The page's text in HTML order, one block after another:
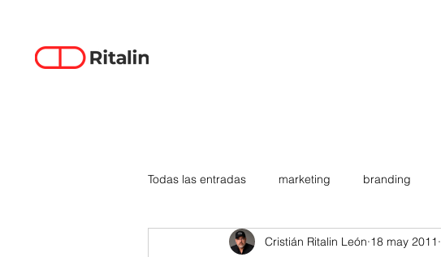
Todas las entradas marketing branding
data-driven creativity emprendimiento
Cristián Ritalin León 18 may 2011